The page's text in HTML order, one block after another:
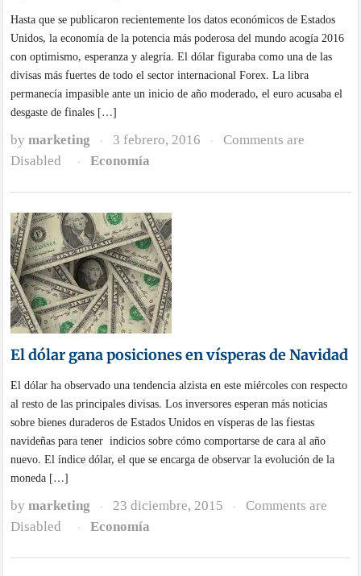
Hasta que se publicaron recientemente los datos económicos de Estados
Unidos, la economía de la potencia más poderosa del mundo acogía 2016
con optimismo, esperanza y alegría. El dólar figuraba como una de las
divisas más fuertes de todo el sector internacional Forex. La libra
permanecía impasible ante un inicio de año moderado, el euro acusaba el
desgaste de finales […]
bymarketing · 3 febrero, 2016 ·
Comments are
Disabled
· Economía
El dólar gana posiciones en vísperas de Navidad
El dólar ha observado una tendencia alzista en este miércoles con respecto
al resto de las principales divisas. Los inversores esperan más noticias
sobre bienes duraderos de Estados Unidos en vísperas de las fiestas
navideñas para tener indicios sobre cómo comportarse de cara al año
nuevo. El índice dólar, el que se encarga de observar la evolución de la
moneda […]
bymarketing · 23 diciembre, 2015 ·
Comments are
Disabled
· Economía